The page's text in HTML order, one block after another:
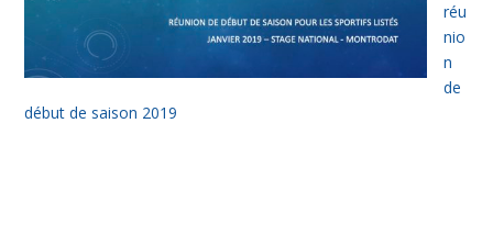
réu
nio
n
de
début de saison 2019